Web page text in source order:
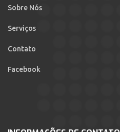
Sobre Nós
Serviços
Contato
Facebook